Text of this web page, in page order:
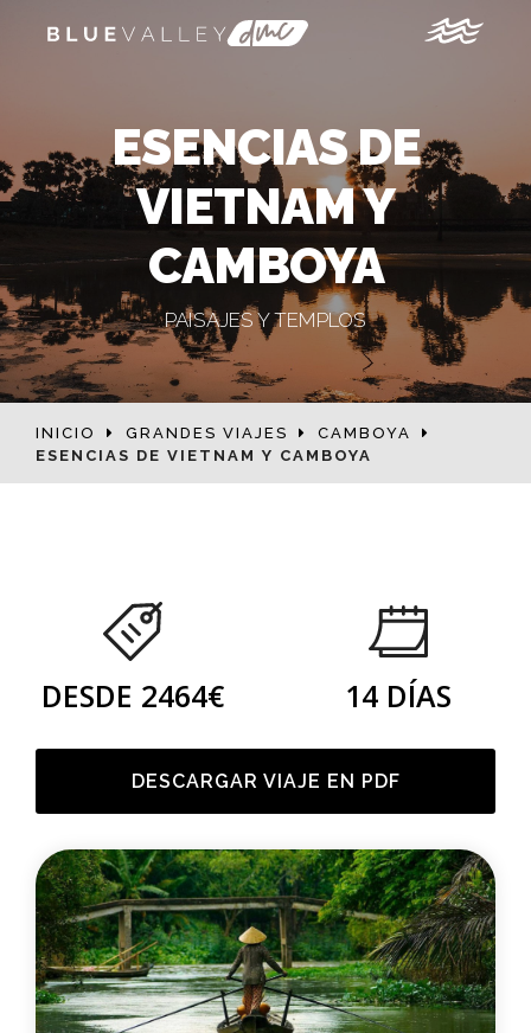
ESENCIAS DE
VIETNAM Y
CAMBOYA
PAISAJES Y TEMPLOS
INICIO GRANDES VIAJES
CAMBOYA
ESENCIAS DE VIETNAM Y CAMBOYA
DESDE 2464€ 14 DÍAS
DESCARGAR VIAJE EN PDF